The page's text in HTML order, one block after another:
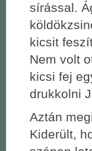
sírással.
kicsit
Nem volt
kicsi fej
drukkolni
Aztán
Kiderült,